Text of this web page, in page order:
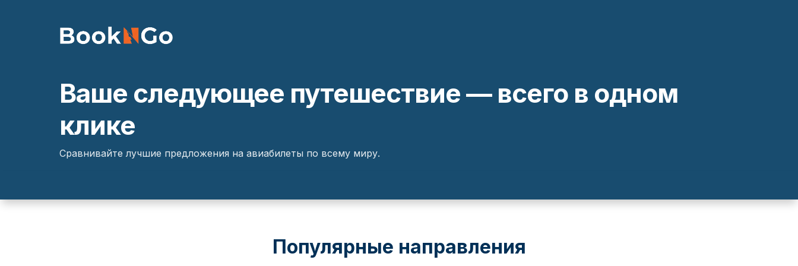
Ваше следующее путешествие — всего в одном
клике
Сравнивайте лучшие предложения на авиабилеты по всему миру.
Популярные направления